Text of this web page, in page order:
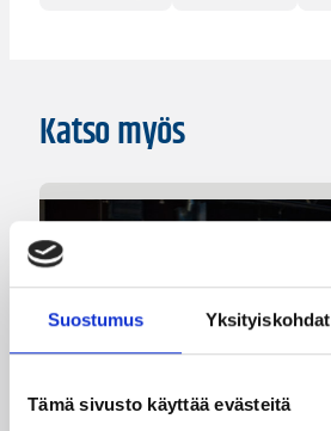
Suostumus Yksityiskohdat
Tämä sivusto käyttää evästeitä
Katso myös